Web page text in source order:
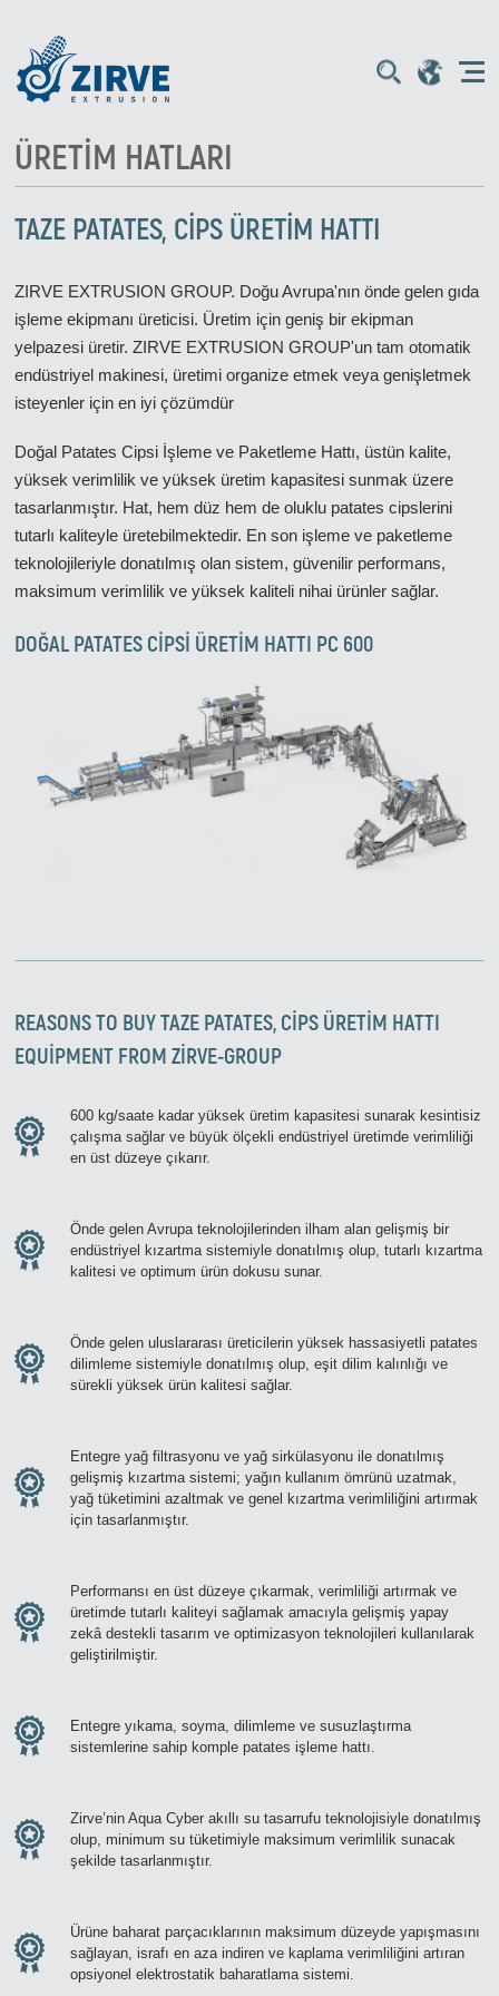
ÜRETIM HATLARI
TAZE PATATES, CİPS ÜRETİM HATTI
ZIRVE EXTRUSION GROUP. Doğu Avrupa'nın önde gelen gıda
işleme ekipmanı üreticisi. Üretim için geniş bir ekipman
yelpazesi üretir. ZIRVE EXTRUSION GROUP'un tam otomatik
endüstriyel makinesi, üretimi organize etmek veya genişletmek
isteyenler için en iyi çözümdür
Doğal Patates Cipsi İşleme ve Paketleme Hattı, üstün kalite,
yüksek verimlilik ve yüksek üretim kapasitesi sunmak üzere
tasarlanmıştır. Hat, hem düz hem de oluklu patates cipslerini
tutarlı kaliteyle üretebilmektedir. En son işleme ve paketleme
teknolojileriyle donatılmış olan sistem, güvenilir performans,
maksimum verimlilik ve yüksek kaliteli nihai ürünler sağlar.
DOĞAL PATATES CIPSI ÜRETIM HATTI PC 600
REASONS TO BUYTAZE PATATES, CİPS ÜRETİM HATTI
EQUIPMENT FROM ZIRVE-GROUP
600 kg/saate kadar yüksek üretim kapasitesi sunarak kesintisiz
çalışma sağlar ve büyük ölçekli endüstriyel üretimde verimliliği
en üst düzeye çıkarır.
Önde gelen Avrupa teknolojilerinden ilham alan gelişmiş bir
endüstriyel kızartma sistemiyle donatılmış olup, tutarlı kızartma
kalitesi ve optimum ürün dokusu sunar.
Önde gelen uluslararası üreticilerin yüksek hassasiyetli patates
dilimleme sistemiyle donatılmış olup, eşit dilim kalınlığı ve
sürekli yüksek ürün kalitesi sağlar.
Entegre yağ filtrasyonu ve yağ sirkülasyonu ile donatılmış
gelişmiş kızartma sistemi; yağın kullanım ömrünü uzatmak,
yağ tüketimini azaltmak ve genel kızartma verimliliğini artırmak
için tasarlanmıştır.
Performansı en üst düzeye çıkarmak, verimliliği artırmak ve
üretimde tutarlı kaliteyi sağlamak amacıyla gelişmiş yapay
zekâ destekli tasarım ve optimizasyon teknolojileri kullanılarak
geliştirilmiştir.
Entegre yıkama, soyma, dilimleme ve susuzlaştırma
sistemlerine sahip komple patates işleme hattı.
Zirve’nin Aqua Cyber akıllı su tasarrufu teknolojisiyle donatılmış
olup, minimum su tüketimiyle maksimum verimlilik sunacak
şekilde tasarlanmıştır.
Ürüne baharat parçacıklarının maksimum düzeyde yapışmasını
sağlayan, israfı en aza indiren ve kaplama verimliliğini artıran
opsiyonel elektrostatik baharatlama sistemi.
Zirve Extrussion